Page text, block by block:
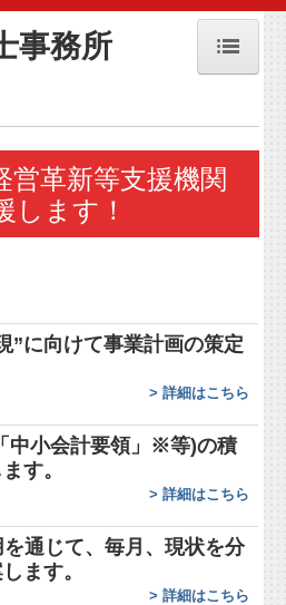
営革新等支援機関
します！
”に向けて事業計画の策定
>詳細はこちら
中小会計要領」※等)の積
す。
>詳細はこちら
通じて、毎月、現状を分
ます。
>詳細はこちら